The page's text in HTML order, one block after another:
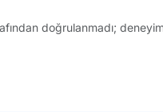
doğrulanmadı;